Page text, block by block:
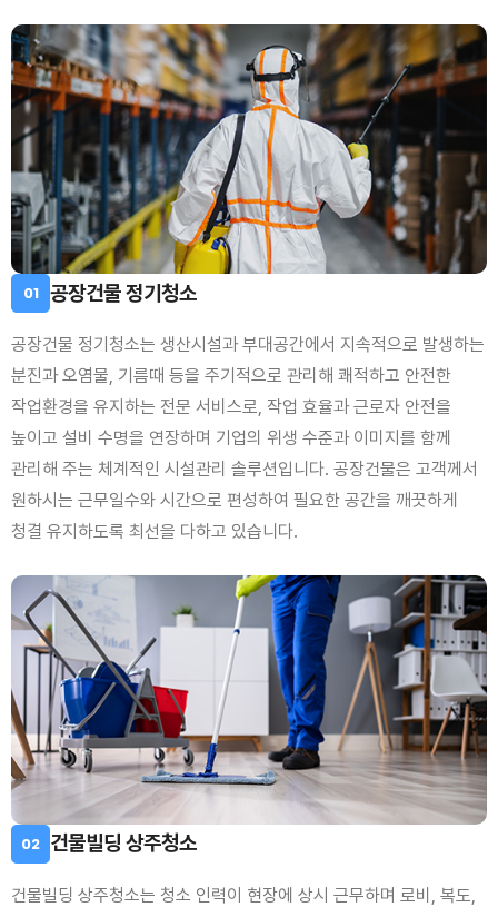
01 공장건물 정기청소
공장건물 정기청소는 생산시설과 부대공간에서 지속적으로 발생하는
분진과 오염물, 기름때 등을 주기적으로 관리해 쾌적하고 안전한
작업환경을 유지하는 전문 서비스로, 작업 효율과 근로자 안전을
높이고 설비 수명을 연장하며 기업의 위생 수준과 이미지를 함께
관리해 주는 체계적인 시설관리 솔루션입니다. 공장건물은 고객께서
원하시는 근무일수와 시간으로 편성하여 필요한 공간을 깨끗하게
청결 유지하도록 최선을 다하고 있습니다.
02 건물빌딩 상주청소
건물빌딩 상주청소는 청소 인력이 현장에 상시 근무하며 로비, 복도,